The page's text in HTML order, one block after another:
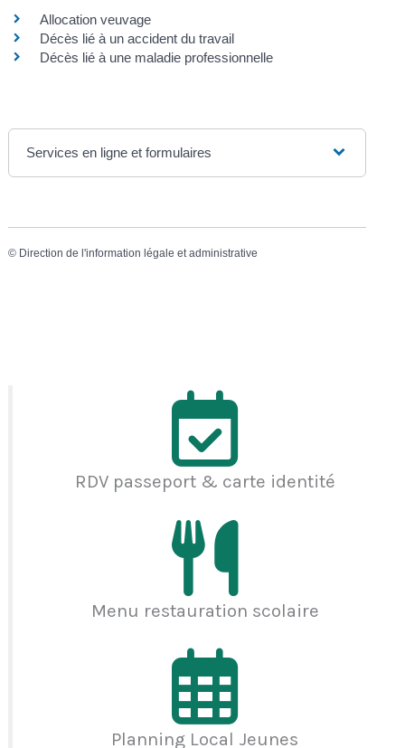
Allocation veuvage
Décès lié à un accident du travail
Décès lié à une maladie professionnelle
Services en ligne et formulaires
© Direction de l'information légale et administrative
RDV passeport & carte identité
Menu restauration scolaire
Planning Local Jeunes